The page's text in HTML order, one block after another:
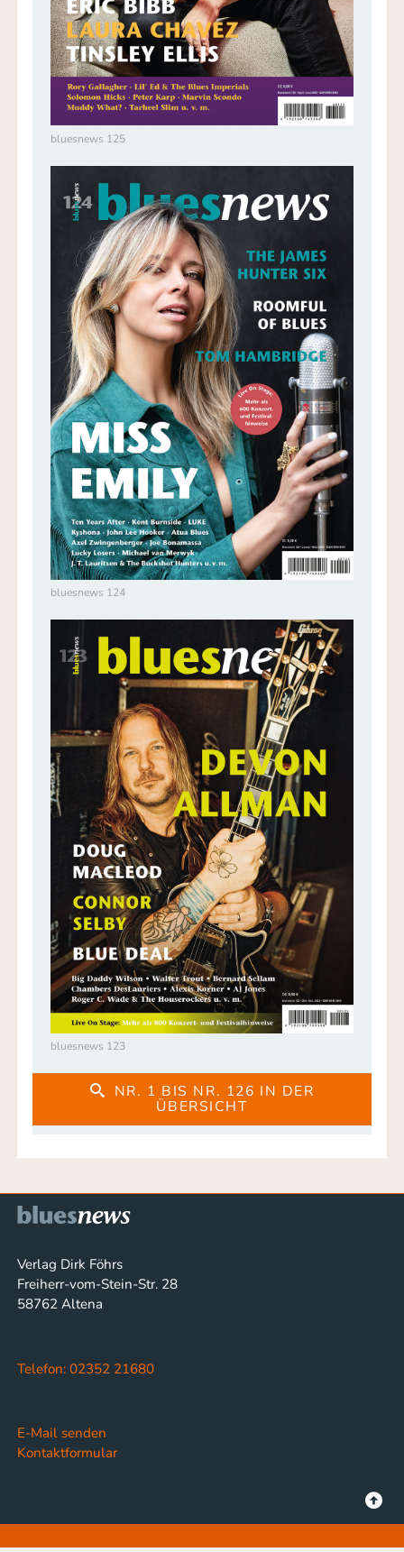
bluesnews 125
bluesnews 124
bluesnews 123
NR. 1 BIS NR. 126 IN DER
ÜBERSICHT
Verlag Dirk Föhrs
Freiherr-vom-Stein-Str. 28
58762 Altena
Telefon: 02352 21680
E-Mail senden
Kontaktformular